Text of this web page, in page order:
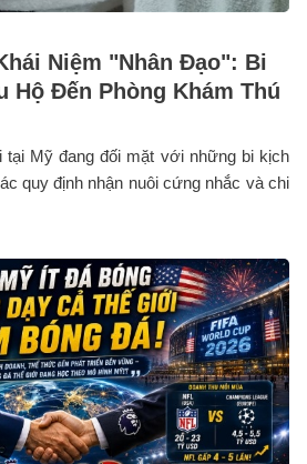
Niệm "Nhân Đạo": Bi
Hộ Đến Phòng Khám Thú
tại Mỹ đang đối mặt với những bi kịch
quy định nhận nuôi cứng nhắc và chi